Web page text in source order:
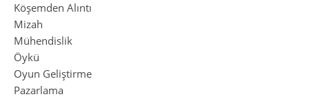
Köşemden Alıntı
Mizah
Mühendislik
Öykü
Oyun Geliştirme
Pazarlama